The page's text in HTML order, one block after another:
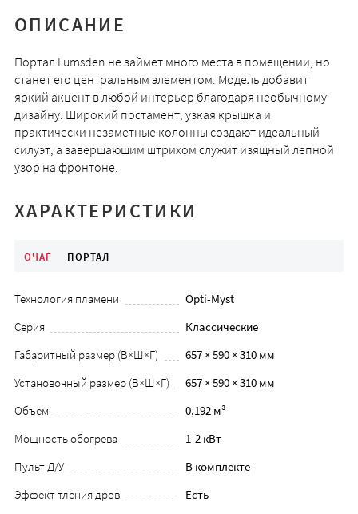
ОПИСАНИЕ
Портал Lumsden не займет много места в помещении, но
станет его центральным элементом. Модель добавит
яркий акцент в любой интерьер благодаря необычному
дизайну. Широкий постамент, узкая крышка и
практически незаметные колонны создают идеальный
силуэт, а завершающим штрихом служит изящный лепной
узор на фронтоне.
ХАРАКТЕРИСТИКИ
ОЧАГ ПОРТАЛ
Технология пламени
Opti-Myst
Серия
Классические
Габаритный размер (В×Ш×Г)
657 × 590 × 310 мм
Установочный размер (В×Ш×Г)
657 × 590 × 310 мм
Объем
0,192 м³
Мощность обогрева
1-2 кВт
Пульт Д/У
В комплекте
Эффект тления дров
Есть